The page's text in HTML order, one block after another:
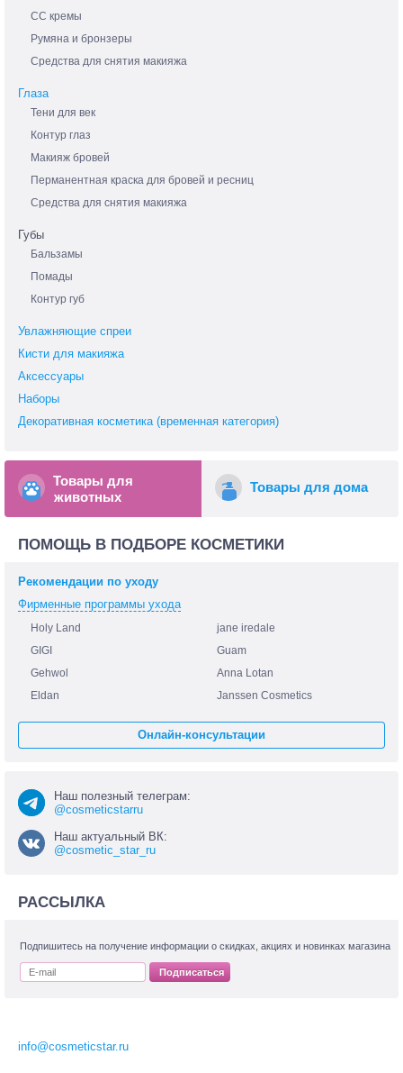
СС кремы
Румяна и бронзеры
Средства для снятия макияжа
Глаза
Тени для век
Контур глаз
Макияж бровей
Перманентная краска для бровей и ресниц
Средства для снятия макияжа
Губы
Бальзамы
Помады
Контур губ
Увлажняющие спреи
Кисти для макияжа
Аксессуары
Наборы
Декоративная косметика (временная категория)
Товары для
животных
Товары для дома
ПОМОЩЬ В ПОДБОРЕ КОСМЕТИКИ
Рекомендации по уходу
Фирменные программы ухода
Holy Land
jane iredale
GIGI
Guam
Gehwol
Anna Lotan
Eldan
Janssen Cosmetics
Онлайн-консультации
Наш полезный телеграм:
@cosmeticstarru
Наш актуальный ВК:
@cosmetic_star_ru
РАССЫЛКА
Подпишитесь на получение информации о скидках, акциях и новинках магазина
Подписаться
info@cosmeticstar.ru